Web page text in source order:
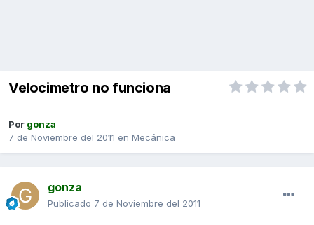
Velocimetro no funciona
Por gonza
7 de Noviembre del 2011 en Mecánica
gonza
Publicado 7 de Noviembre del 2011